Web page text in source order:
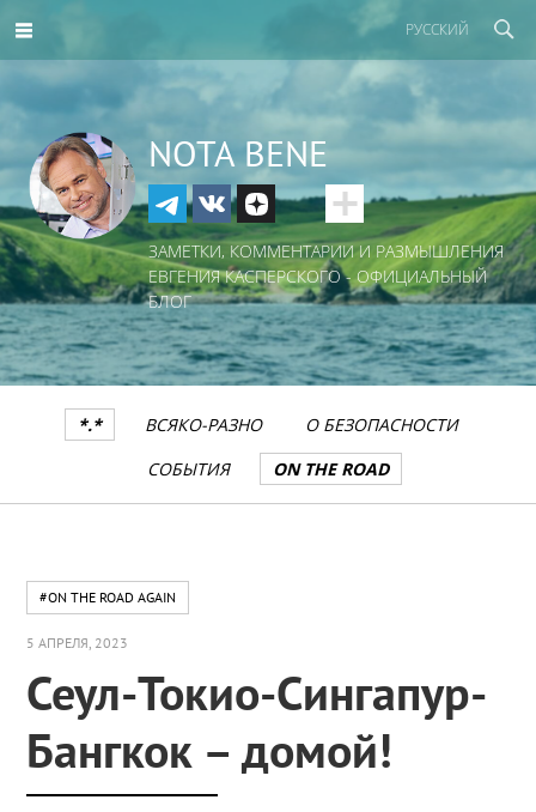
РУССКИЙ
NOTA BENE
ЗАМЕТКИ, КОММЕНТАРИИ И РАЗМЫШЛЕНИЯ
ЕВГЕНИЯ КАСПЕРСКОГО - ОФИЦИАЛЬНЫЙ
БЛОГ
*.* ВСЯКО-РАЗНО
О БЕЗОПАСНОСТИ
СОБЫТИЯ
ON THE ROAD
#ON THE ROAD AGAIN
5 АПРЕЛЯ, 2023
Сеул-Токио-Сингапур-
Бангкок – домой!